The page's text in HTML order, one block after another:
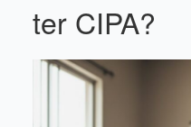
ter CIPA?